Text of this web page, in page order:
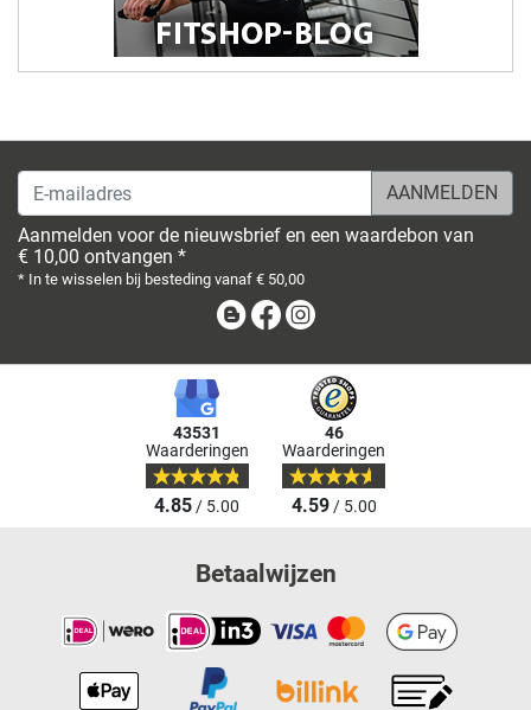
E-mailadres
Aanmelden voor de nieuwsbrief en een waardebon van
€ 10,00 ontvangen *
* In te wisselen bij besteding vanaf € 50,00
BlogFacebook
43531
Waarderingen
4.85/ 5.00
46
Waarderingen
4.59/ 5.00
Betaalwijzen